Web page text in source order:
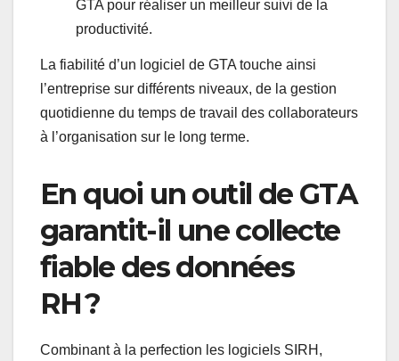
GTA pour réaliser un meilleur suivi de la
productivité.
La fiabilité d’un logiciel de GTA touche ainsi
l’entreprise sur différents niveaux, de la gestion
quotidienne du temps de travail des collaborateurs
à l’organisation sur le long terme.
En quoi un outil de GTA
garantit-il une collecte
fiable des données
RH ?
Combinant à la perfection les logiciels SIRH,